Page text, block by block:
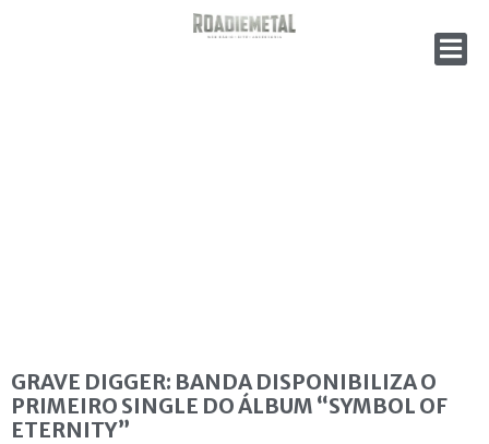
GRAVE DIGGER: BANDA DISPONIBILIZA O
PRIMEIRO SINGLE DO ÁLBUM “SYMBOL OF
ETERNITY”